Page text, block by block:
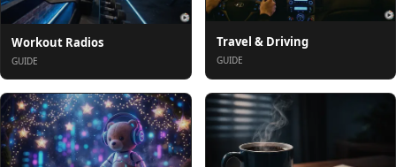
Workout Radios
GUIDE
Travel & Driving
GUIDE